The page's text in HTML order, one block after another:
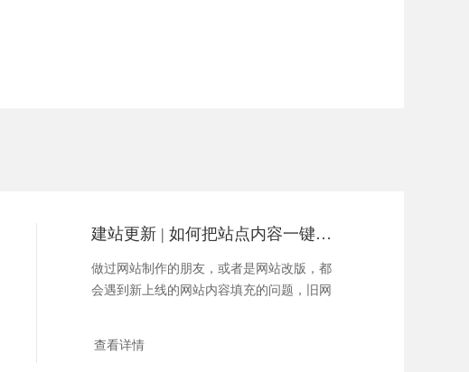
建站更新 | 如何把站点内容一键导入到新系统
做过网站制作的朋友，或者是网站改版，都
会遇到新上线的网站内容填充的问题，旧网
查看详情